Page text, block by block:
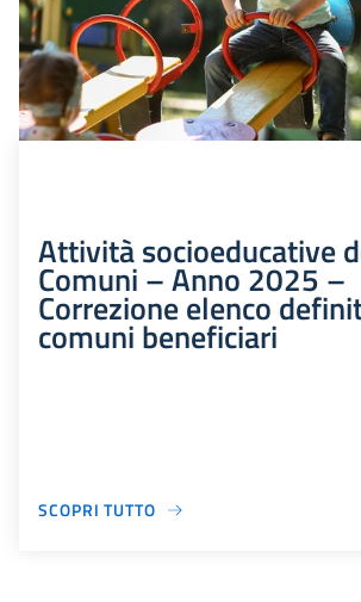
Attività socioeducative
Comuni – Anno 2025 –
Correzione elenco
comuni beneficiari
SCOPRI TUTTO